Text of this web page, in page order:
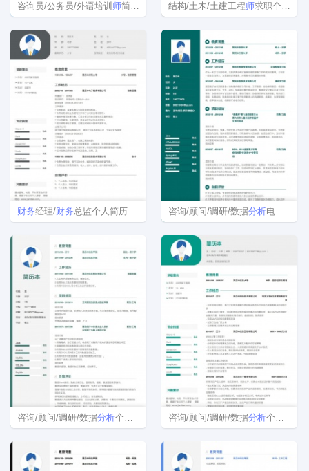
咨询员/公务员/外语培训 师简历模板 结构/土木/土建工程师求职个人简历范文
财务经理/财务总监个人简历模板 咨询/顾问/调研/数据分析电子版简历模板下载
咨询/顾问/调研/数据分析个人简历模板范文 咨询/顾问/调研/数据分析个人简历表格下载